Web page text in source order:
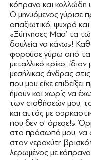
κόπρανα και κολλώδη
Ο μηνυόμενος γύρισε
απαξιωτικό, ψυχρό και
«Ξύπνησες Μασ’ τα
δουλεία να κάνω»!
φορούσε γύρω από τα
μεταλλικό κρίκο,
μεσήλικας άνδρας
που μου είχε
ήμουν και χωρίς να
των αισθήσεών μου,
και αυτός με
που δεν σ’ άρεσε!».
στο πρόσωπό μου, να
στον νεροχύτη
λερωμένος με